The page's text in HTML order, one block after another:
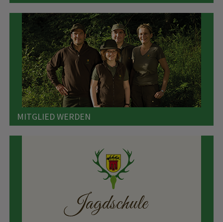
MITGLIED WERDEN